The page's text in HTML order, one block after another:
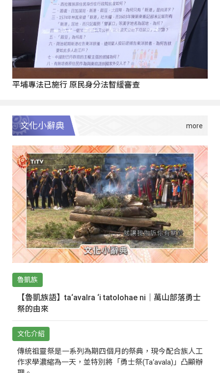
平埔專法已施行 原民身分法暫緩審查
文化小辭典
魯凱族
【魯凱族語】ta‘avalra ‘i tatolohae ni｜萬山部落勇士
祭的由來
文化介紹
傳統祖靈祭是一系列為期四個月的祭典，現今配合族人工
作求學濃縮為一天，並特別將「勇士祭(Ta‘avala)」凸顯辦